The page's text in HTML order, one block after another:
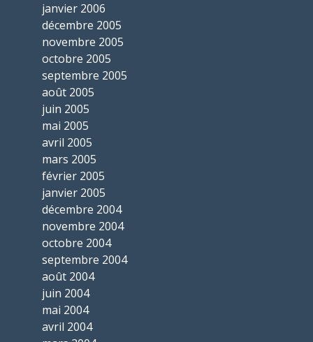
janvier 2006
décembre 2005
novembre 2005
octobre 2005
septembre 2005
août 2005
juin 2005
mai 2005
avril 2005
mars 2005
février 2005
janvier 2005
décembre 2004
novembre 2004
octobre 2004
septembre 2004
août 2004
juin 2004
mai 2004
avril 2004